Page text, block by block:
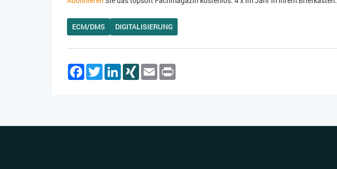
ECM/DMS DIGITALISIERUNG
FacebookTwitterLinkedInXING Email